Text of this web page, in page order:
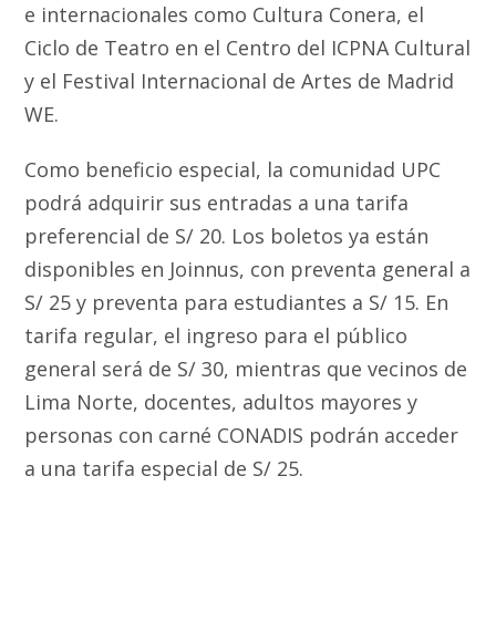
e internacionales como Cultura Conera, el
Ciclo de Teatro en el Centro del ICPNA Cultural
y el Festival Internacional de Artes de Madrid
WE.
Como beneficio especial, la comunidad UPC
podrá adquirir sus entradas a una tarifa
preferencial de S/ 20. Los boletos ya están
disponibles en Joinnus, con preventa general a
S/ 25 y preventa para estudiantes a S/ 15. En
tarifa regular, el ingreso para el público
general será de S/ 30, mientras que vecinos de
Lima Norte, docentes, adultos mayores y
personas con carné CONADIS podrán acceder
a una tarifa especial de S/ 25.